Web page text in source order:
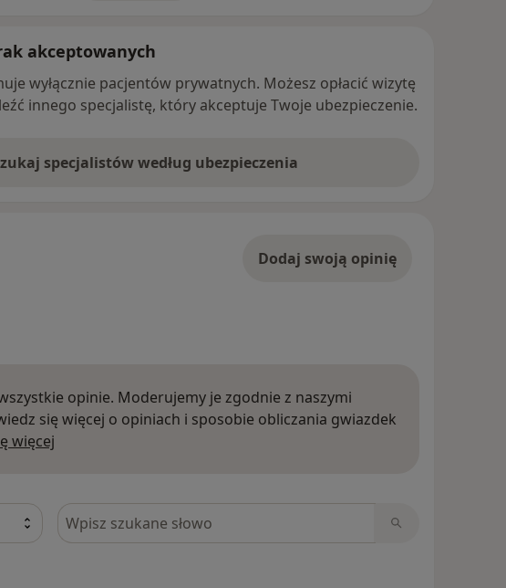
akceptowanych
wyłącznie pacjentów prywatnych. Możesz opłacić wizytę
innego specjalistę, który akceptuje Twoje ubezpieczenie.
specjalistów według ubezpieczenia
Dodaj swoją opinię
opinie. Moderujemy je zgodnie z naszymi
się więcej o opiniach i sposobie obliczania gwiazdek
więcej
Szukaj w opiniach